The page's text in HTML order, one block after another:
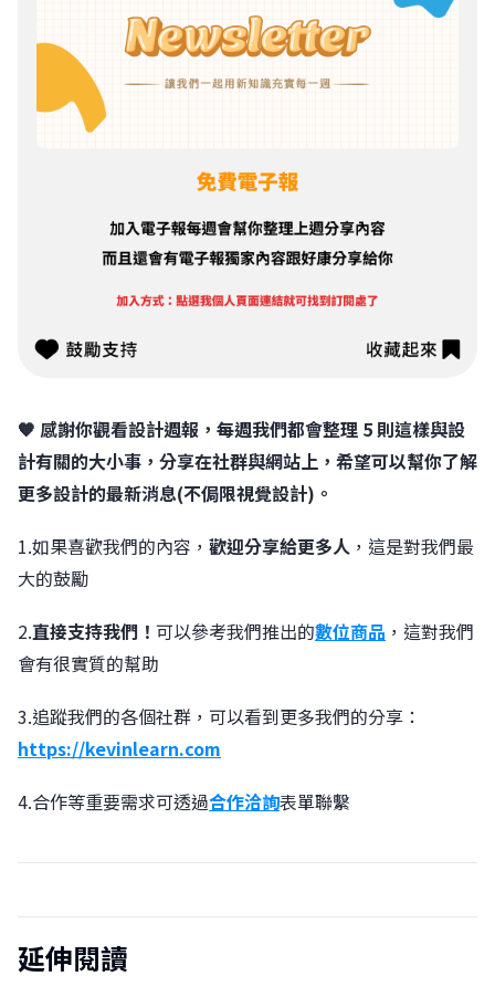
🧡 感謝你觀看設計週報，每週我們都會整理 5 則這樣與設
計有關的大小事，分享在社群與網站上，希望可以幫你了解
更多設計的最新消息(不侷限視覺設計)。
1.如果喜歡我們的內容， 歡迎分享給更多人 ，這是對我們最
大的鼓勵
2.直接支持我們！ 可以參考我們推出的數位商品 ，這對我們
會有很實質的幫助
3.追蹤我們的各個社群，可以看到更多我們的分享：
https://kevinlearn.com
4.合作等重要需求可透過合作洽詢表單聯繫
延伸閱讀